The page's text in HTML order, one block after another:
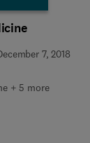
7, 2018
+ 5 more